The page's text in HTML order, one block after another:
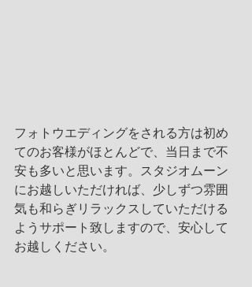
フォトウエディングをされる方は初め
てのお客様がほとんどで、当日まで不
安も多いと思います。スタジオムーン
にお越しいただければ、少しずつ雰囲
気も和らぎリラックスしていただける
ようサポート致しますので、安心して
お越しください。